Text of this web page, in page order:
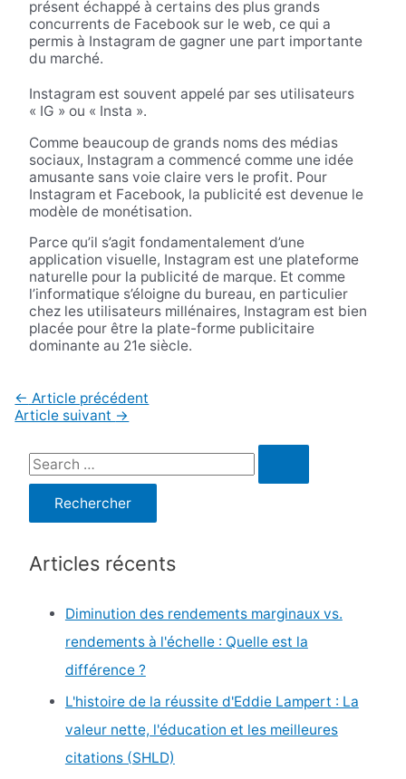
présent échappé à certains des plus grands
concurrents de Facebook sur le web, ce qui a
permis à Instagram de gagner une part importante
du marché.
Instagram est souvent appelé par ses utilisateurs
« IG » ou « Insta ».
Comme beaucoup de grands noms des médias
sociaux, Instagram a commencé comme une idée
amusante sans voie claire vers le profit. Pour
Instagram et Facebook, la publicité est devenue le
modèle de monétisation.
Parce qu’il s’agit fondamentalement d’une
application visuelle, Instagram est une plateforme
naturelle pour la publicité de marque. Et comme
l’informatique s’éloigne du bureau, en particulier
chez les utilisateurs millénaires, Instagram est bien
placée pour être la plate-forme publicitaire
dominante au 21e siècle.
Navigation
de
← Article précédent
Article suivant →
R
e
e
Articles récents
Diminution des rendements marginaux vs.
rendements à l'échelle : Quelle est la
différence ?
L'histoire de la réussite d'Eddie Lampert : La
valeur nette, l'éducation et les meilleures
citations (SHLD)